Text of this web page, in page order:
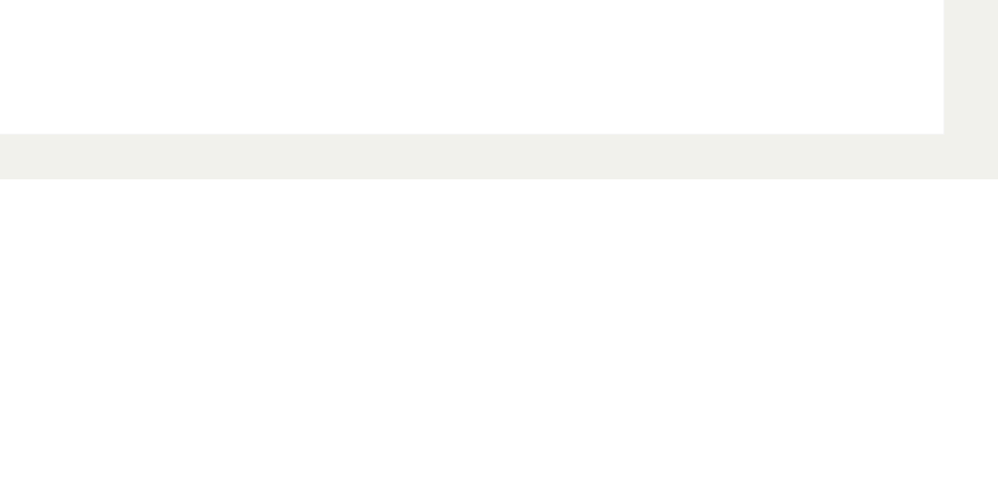
und Temperaturen stand, ist stoß-, kratz-
Weißtöne. Das Signalweiß/Polarweiß
das weiße Türelement neben der hochweißen